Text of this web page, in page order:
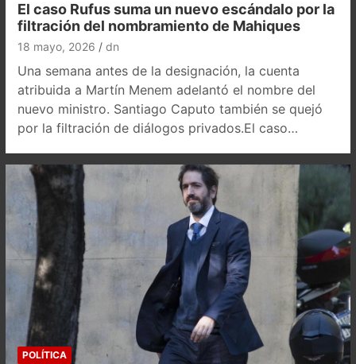
El caso Rufus suma un nuevo escándalo por la
filtración del nombramiento de Mahiques
18 mayo, 2026 dn
Una semana antes de la designación, la cuenta
atribuida a Martín Menem adelantó el nombre del
nuevo ministro. Santiago Caputo también se quejó
por la filtración de diálogos privados.El caso…
POLÍTICA